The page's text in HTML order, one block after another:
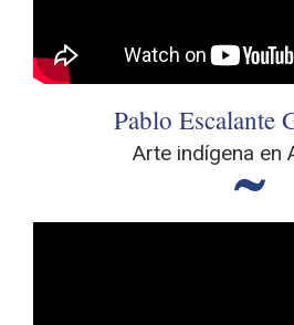
Pablo Escalante
Arte indígena en